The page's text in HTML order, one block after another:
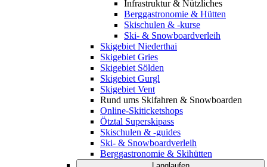
Infrastruktur & Nützliches
Berggastronomie & Hütten
Skischulen & -kurse
Ski- & Snowboardverleih
Skigebiet Niederthai
Skigebiet Gries
Skigebiet Sölden
Skigebiet Gurgl
Skigebiet Vent
Rund ums Skifahren & Snowboarden
Online-Skiticketshops
Ötztal Superskipass
Skischulen & -guides
Ski- & Snowboardverleih
Berggastronomie & Skihütten